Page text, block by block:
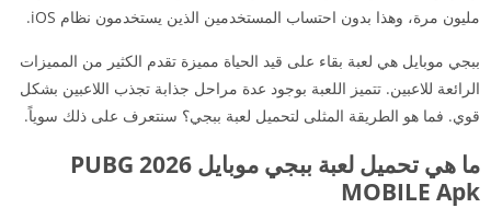
مليون مرة، وهذا بدون احتساب المستخدمين الذين يستخدمون نظام iOS.
ببجي موبايل هي لعبة بقاء على قيد الحياة مميزة تقدم الكثير من المميزات
الرائعة للاعبين. تتميز اللعبة بوجود عدة مراحل جذابة تجذب اللاعبين بشكل
قوي. فما هو الطريقة المثلى لتحميل لعبة ببجي؟ سنتعرف على ذلك سوياً.
ما هي تحميل لعبة ببجي موبايل 2026 PUBG
MOBILE Apk